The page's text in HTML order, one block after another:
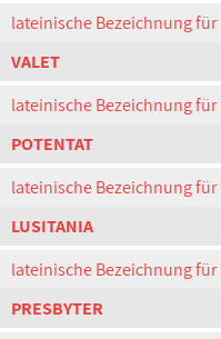
lateinische Bezeichnung
VALET
lateinische Bezeichnung
POTENTAT
lateinische Bezeichnung
LUSITANIA
lateinische Bezeichnung
PRESBYTER